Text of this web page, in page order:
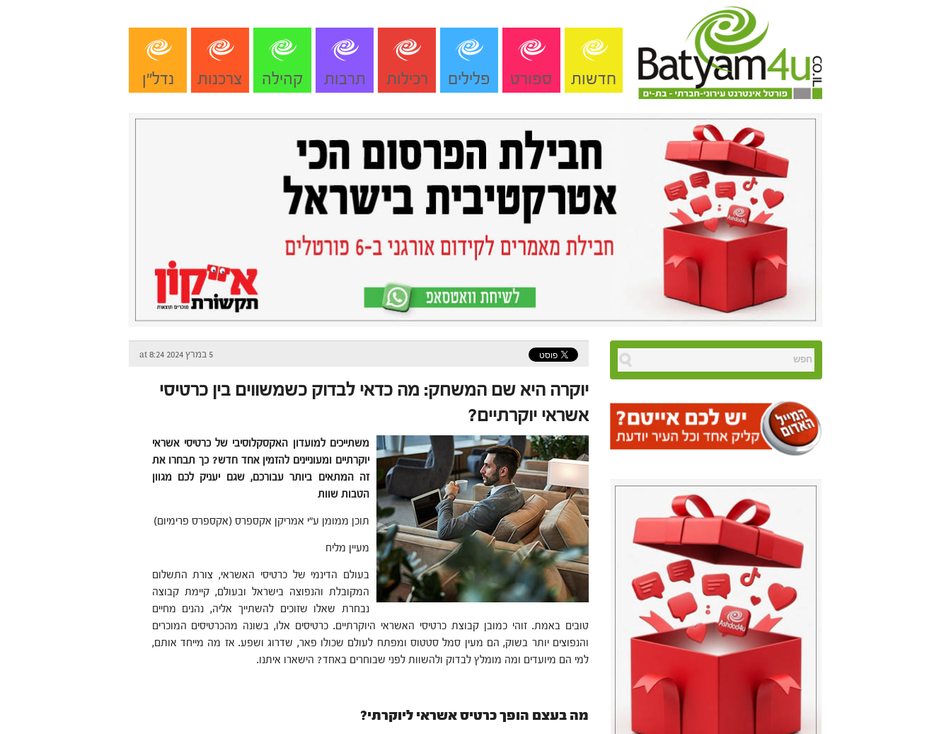
חדשות ספורט פלילים רכילות תרבות קהילה צרכנות נדל"ן
5 במרץ 2024 at 8:24
יוקרה היא שם המשחק: מה כדאי לבדוק כשמשווים בין כרטיסי
אשראי יוקרתיים?
משתייכים למועדון האקסקלוסיבי של כרטיסי אשראי
יוקרתיים ומעוניינים להזמין אחד חדש? כך תבחרו את
זה המתאים ביותר עבורכם, שגם יעניק לכם מגוון
הטבות שוות
תוכן ממומן ע"י אמריקן אקספרס (אקספרס פרימיום)
מעיין מליח
בעולם הדינמי של כרטיסי האשראי, צורת התשלום
המקובלת והנפוצה בישראל ובעולם, קיימת קבוצה
נבחרת שאלו שזוכים להשתייך אליה, נהנים מחיים
טובים באמת. זוהי כמובן קבוצת כרטיסי האשראי היוקרתיים. כרטיסים אלו, בשונה מהכרטיסים המוכרים
והנפוצים יותר בשוק, הם מעין סמל סטטוס ומפתח לעולם שכולו פאר, שדרוג ושפע. אז מה מייחד אותם,
למי הם מיועדים ומה מומלץ לבדוק ולהשוות לפני שבוחרים באחד? הישארו איתנו.
מה בעצם הופך כרטיס אשראי ליוקרתי?